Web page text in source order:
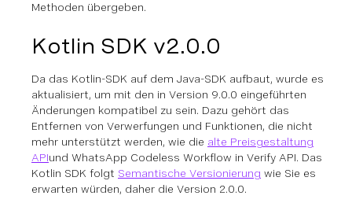
Methoden übergeben.
Kotlin SDK v2.0.0
Da das Kotlin-SDK auf dem Java-SDK aufbaut, wurde es
aktualisiert, um mit den in Version 9.0.0 eingeführten
Änderungen kompatibel zu sein. Dazu gehört das
Entfernen von Verwerfungen und Funktionen, die nicht
mehr unterstützt werden, wie die alte Preisgestaltung
APIund WhatsApp Codeless Workflow in Verify API. Das
Kotlin SDK folgt Semantische Versionierung wie Sie es
erwarten würden, daher die Version 2.0.0.